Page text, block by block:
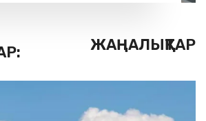
ЖАҢАЛЫҚТАР